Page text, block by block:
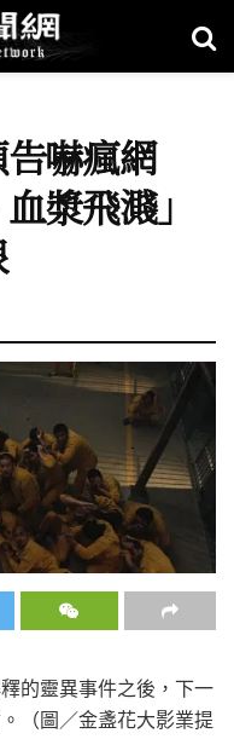
告嚇瘋網
漿飛濺」
的靈異事件之後，下一
（圖／金盞花大影業提